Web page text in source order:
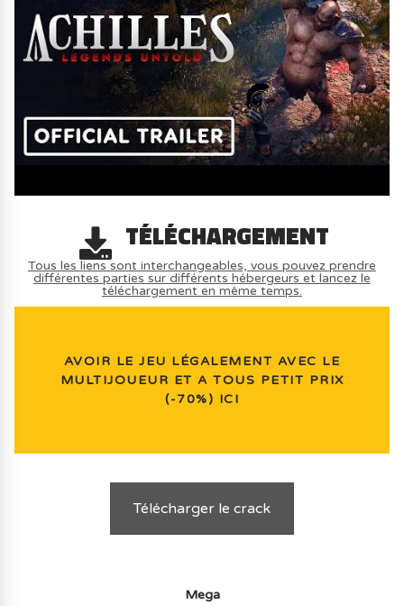
TÉLÉCHARGEMENT
Tous les liens sont interchangeables, vous pouvez prendre
différentes parties sur différents hébergeurs et lancez le
téléchargement en même temps.
AVOIR LE JEU LÉGALEMENT AVEC LE
MULTIJOUEUR ET A TOUS PETIT PRIX
(-70%) ICI
Télécharger le crack
Mega